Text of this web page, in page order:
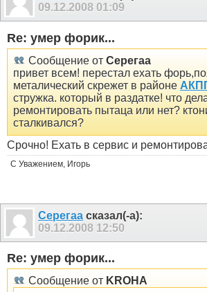
09.12.2008 01:09
Re: умер форик...
Сообщение от Серегаа
привет всем! перестал ехать
металический скрежет в районе
стружка. который в раздатке! что
ремонтировать пытаца или нет?
сталкивался?
Срочно! Ехать в сервис и
С Уважением, Игорь
Серегаа сказал(-а):
09.12.2008 12:50
Re: умер форик...
Сообщение от KROHA